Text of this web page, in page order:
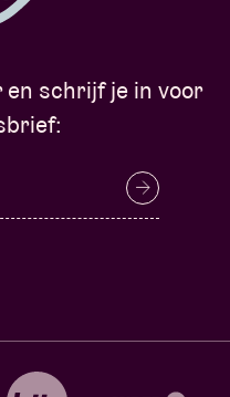
en schrijf je in voor